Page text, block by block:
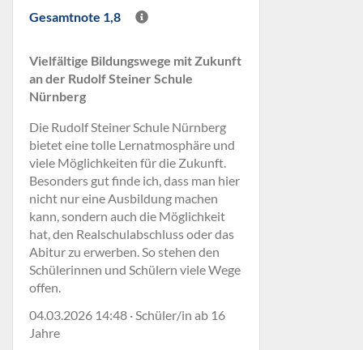
Gesamtnote 1,8
Vielfältige Bildungswege mit Zukunft
an der Rudolf Steiner Schule
Nürnberg
Die Rudolf Steiner Schule Nürnberg
bietet eine tolle Lernatmosphäre und
viele Möglichkeiten für die Zukunft.
Besonders gut finde ich, dass man hier
nicht nur eine Ausbildung machen
kann, sondern auch die Möglichkeit
hat, den Realschulabschluss oder das
Abitur zu erwerben. So stehen den
Schülerinnen und Schülern viele Wege
offen.
04.03.2026 14:48 · Schüler/in ab 16
Jahre